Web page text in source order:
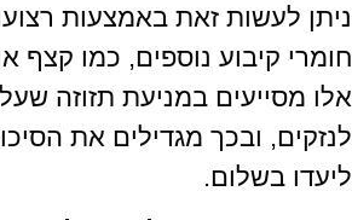
ניתן לעשות זאת באמצעות
חומרי קיבוע נוספים, כמו קצף
אלו מסייעים במניעת תזוזה
לנזקים, ובכך מגדילים את
ליעדו בשלום.